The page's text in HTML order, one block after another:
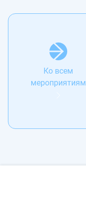
Ко всем
мероприятиям